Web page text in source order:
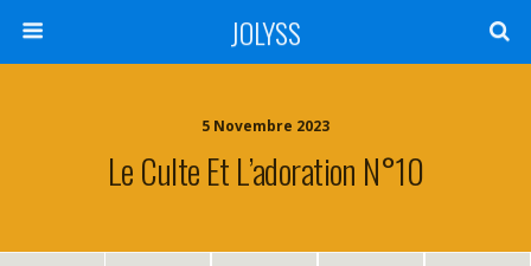
JOLYSS
5 Novembre 2023
Le Culte Et L’adoration N°10